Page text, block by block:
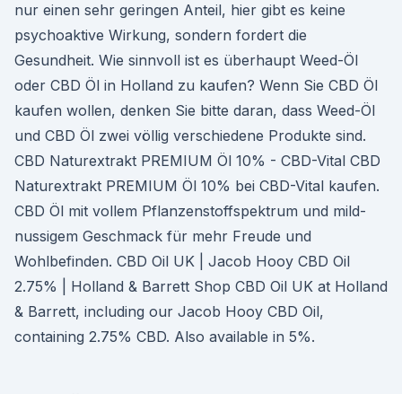
nur einen sehr geringen Anteil, hier gibt es keine
psychoaktive Wirkung, sondern fordert die
Gesundheit. Wie sinnvoll ist es überhaupt Weed-Öl
oder CBD Öl in Holland zu kaufen? Wenn Sie CBD Öl
kaufen wollen, denken Sie bitte daran, dass Weed-Öl
und CBD Öl zwei völlig verschiedene Produkte sind.
CBD Naturextrakt PREMIUM Öl 10% - CBD-Vital CBD
Naturextrakt PREMIUM Öl 10% bei CBD-Vital kaufen.
CBD Öl mit vollem Pflanzenstoffspektrum und mild-
nussigem Geschmack für mehr Freude und
Wohlbefinden. CBD Oil UK | Jacob Hooy CBD Oil
2.75% | Holland & Barrett Shop CBD Oil UK at Holland
& Barrett, including our Jacob Hooy CBD Oil,
containing 2.75% CBD. Also available in 5%.